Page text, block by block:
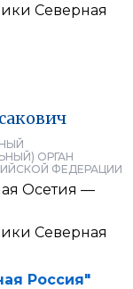
Северная
ОРГАН
ФЕДЕРАЦИИ
Осетия —
Северная
Россия"